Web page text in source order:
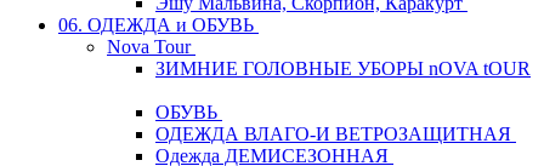
06. ОДЕЖДА и ОБУВЬ
Nova Tour
ЗИМНИЕ ГОЛОВНЫЕ УБОРЫ nOVA tOUR
ОБУВЬ
ОДЕЖДА ВЛАГО-И ВЕТРОЗАЩИТНАЯ
Одежда ДЕМИСЕЗОННАЯ